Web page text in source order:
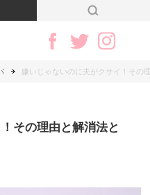
嫌いじゃないのに夫がクサイ！その
その理由と解消法と